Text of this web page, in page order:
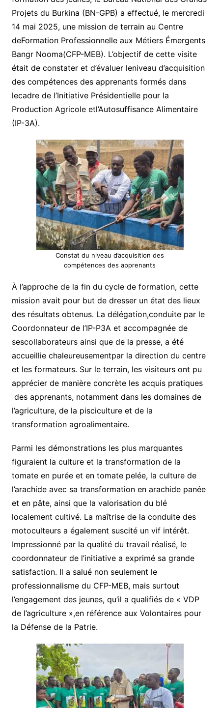
Projets du Burkina (BN-GPB) a effectué, le mercredi
14 mai 2025, une mission de terrain au Centre
deFormation Professionnelle aux Métiers Émergents
Bangr Nooma(CFP-MEB). L’objectif de cette visite
était de constater et d’évaluer leniveau d’acquisition
des compétences des apprenants formés dans
lecadre de l’Initiative Présidentielle pour la
Production Agricole etl’Autosuffisance Alimentaire
(IP-3A).
Constat du niveau d’acquisition des
compétences des apprenants
À l’approche de la fin du cycle de formation, cette
mission avait pour but de dresser un état des lieux
des résultats obtenus. La délégation,conduite par le
Coordonnateur de l’IP-P3A et accompagnée de
sescollaborateurs ainsi que de la presse, a été
accueillie chaleureusementpar la direction du centre
et les formateurs. Sur le terrain, les visiteurs ont pu
apprécier de manière concrète les acquis pratiques
des apprenants, notamment dans les domaines de
l’agriculture, de la pisciculture et de la
transformation agroalimentaire.
Parmi les démonstrations les plus marquantes
figuraient la culture et la transformation de la
tomate en purée et en tomate pelée, la culture de
l’arachide avec sa transformation en arachide panée
et en pâte, ainsi que la valorisation du blé
localement cultivé. La maîtrise de la conduite des
motoculteurs a également suscité un vif intérêt.
Impressionné par la qualité du travail réalisé, le
coordonnateur de l’initiative a exprimé sa grande
satisfaction. Il a salué non seulement le
professionnalisme du CFP-MEB, mais surtout
l’engagement des jeunes, qu’il a qualifiés de « VDP
de l’agriculture »,en référence aux Volontaires pour
la Défense de la Patrie.